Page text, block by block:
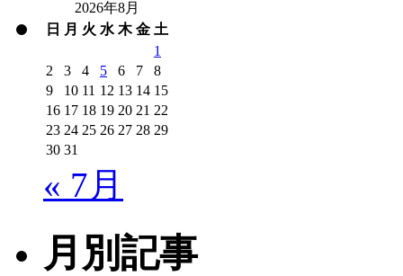
2026年8月
日
月 火 水 木 金 土
1
2
3 4 5 6 7
8
9
10 11 12 13 14 15
16 17 18 19 20 21 22
23 24 25 26 27 28 29
30 31
« 7月
月別記事